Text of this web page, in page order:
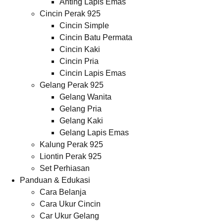
Anting Lapis Emas
Cincin Perak 925
Cincin Simple
Cincin Batu Permata
Cincin Kaki
Cincin Pria
Cincin Lapis Emas
Gelang Perak 925
Gelang Wanita
Gelang Pria
Gelang Kaki
Gelang Lapis Emas
Kalung Perak 925
Liontin Perak 925
Set Perhiasan
Panduan & Edukasi
Cara Belanja
Cara Ukur Cincin
Car Ukur Gelang